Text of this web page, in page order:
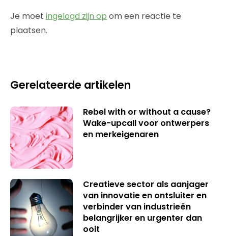
Je moet ingelogd zijn op om een reactie te
plaatsen.
Gerelateerde artikelen
Rebel with or without a cause?
Wake-upcall voor ontwerpers
en merkeigenaren
Creatieve sector als aanjager
van innovatie en ontsluiter en
verbinder van industrieën
belangrijker en urgenter dan
ooit